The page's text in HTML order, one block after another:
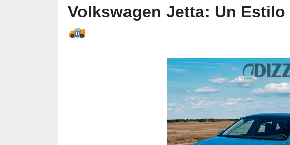
Volkswagen Jetta: Un